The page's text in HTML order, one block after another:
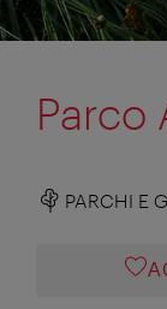
Parco
PARCHI E